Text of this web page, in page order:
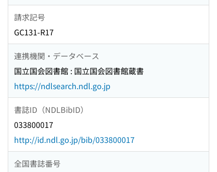
請求記号
GC131-R17
連携機関・データベース
国立国会図書館 : 国立国会図書館蔵書
https://ndlsearch.ndl.go.jp
書誌ID（NDLBibID）
033800017
http://id.ndl.go.jp/bib/033800017
全国書誌番号